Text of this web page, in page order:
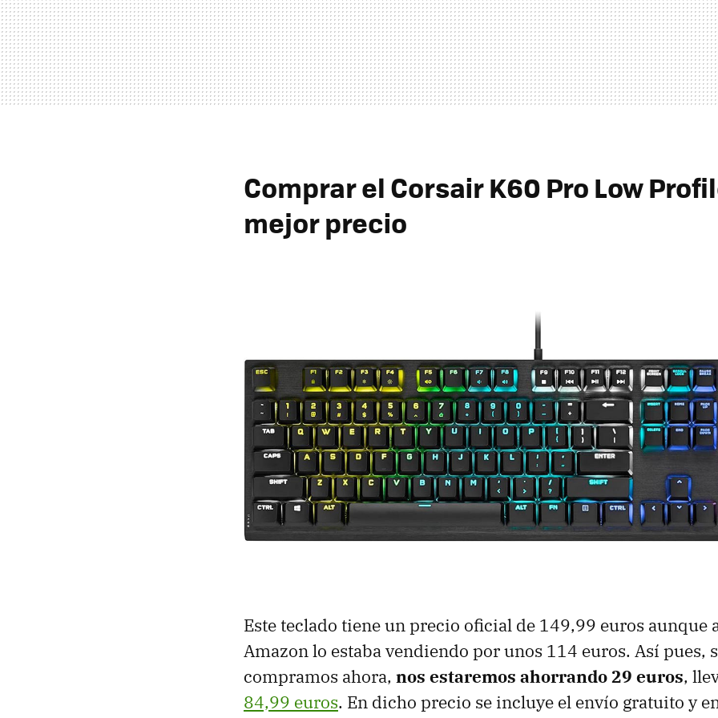
Comprar el Corsair K60 Pro Low
mejor precio
Este teclado tiene un precio oficial de 149,99 euros aunque
Amazon lo estaba vendiendo por unos 114 euros. Así pues,
compramos ahora, nos estaremos ahorrando 29 euros,
84,99 euros. En dicho precio se incluye el envío gratuito y